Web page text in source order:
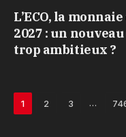
L’ECO, la
2027 : un
trop ambitieux ?
1 2 3 …